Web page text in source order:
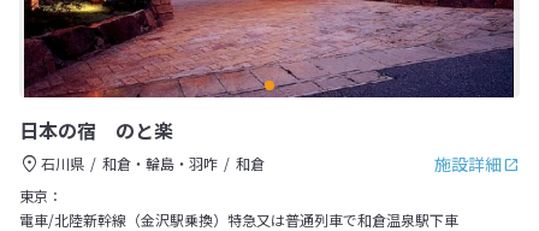
日本の宿 のと楽
施設詳細
石川県 和倉・輪島・羽咋
和倉
東京：
電車/北陸新幹線（金沢駅乗換）特急又は普通列車で和倉温泉駅下車